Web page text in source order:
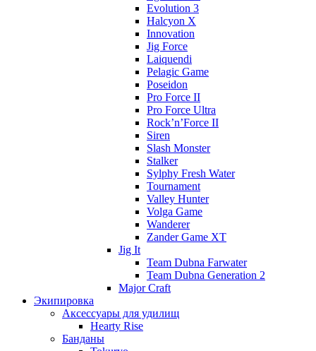
Evolution 3
Halcyon X
Innovation
Jig Force
Laiquendi
Pelagic Game
Poseidon
Pro Force II
Pro Force Ultra
Rock’n’Force II
Siren
Slash Monster
Stalker
Sylphy Fresh Water
Tournament
Valley Hunter
Volga Game
Wanderer
Zander Game XT
Jig It
Team Dubna Farwater
Team Dubna Generation 2
Major Craft
Экипировка
Аксессуары для удилищ
Hearty Rise
Банданы